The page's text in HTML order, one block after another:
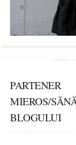
PARTENER
MIEROS/
BLOGULUI